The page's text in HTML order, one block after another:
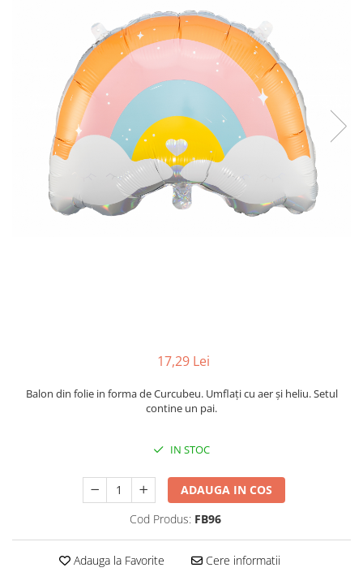
17,29 Lei
Balon din folie in forma de Curcubeu. Umflați cu aer și heliu. Setul
contine un pai.
IN STOC
ADAUGA IN COS
Cod Produs: FB96
Adauga la Favorite Cere informatii